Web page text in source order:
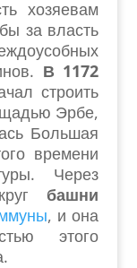
хозяевам
за власть
В 1172
строить
Эрбе,
Большая
времени
Через
башни
, и она
этого